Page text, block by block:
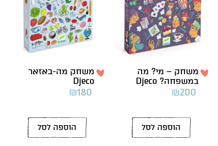
משחק – מי? מה
במשפחה? Djeco
₪200
הוספה לסל
משחק מה-באזאר
Djeco
₪180
הוספה לסל